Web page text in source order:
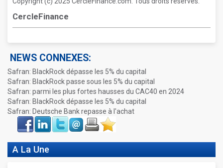
CercleFinance
NEWS CONNEXES:
Safran: BlackRock dépasse les 5% du capital
Safran: BlackRock passe sous les 5% du capital
Safran: parmi les plus fortes hausses du CAC40 en 2024
Safran: BlackRock dépasse les 5% du capital
Safran: Deutsche Bank repasse à l'achat
Face
book
LinkIn Twitter Envoyer ImprimerFavoris
A La Une